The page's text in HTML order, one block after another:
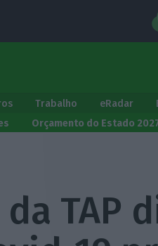
Trabalho eRadar
Orçamento do Estado
TAP